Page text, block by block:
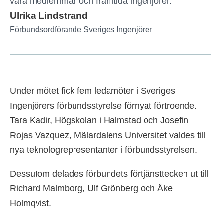
Ulrika Lindstrand
Förbundsordförande Sveriges Ingenjörer
Under mötet fick fem ledamöter i Sveriges
Ingenjörers förbundsstyrelse förnyat förtroende.
Tara Kadir, Högskolan i Halmstad och Josefin
Rojas Vazquez, Mälardalens Universitet valdes till
nya teknologrepresentanter i förbundsstyrelsen.
Dessutom delades förbundets förtjänsttecken ut till
Richard Malmborg, Ulf Grönberg och Åke
Holmqvist.